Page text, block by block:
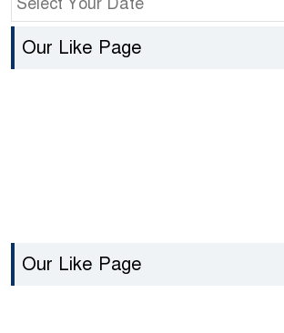
Our Like Page
Our Like Page